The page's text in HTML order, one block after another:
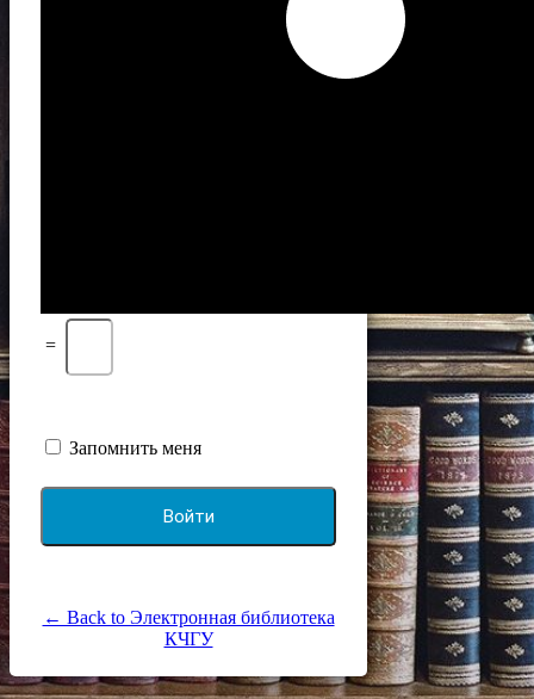
=
Запомнить меня
← Back to Электронная библиотека
КЧГУ